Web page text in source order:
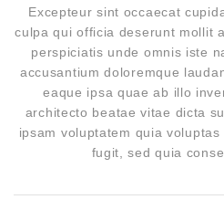
Excepteur sint occaecat
culpa qui officia deserunt mollit
perspiciatis unde omnis iste
accusantium doloremque
eaque ipsa quae ab illo
architecto beatae vitae dicta
ipsam voluptatem quia
fugit, sed quia